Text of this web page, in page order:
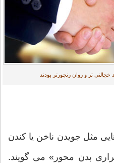
تر و روان رنجورتر بودند
مثل جویدن ناخن یا کندن
بدن محور» می گویند.